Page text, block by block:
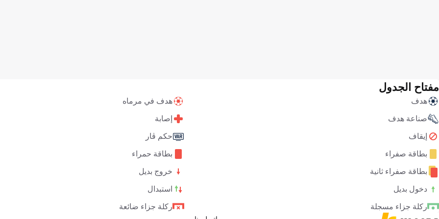
مفتاح الجدول
هدف هدف في مرماه
صناعة هدف إصابة
إيقاف حكم ڤار
بطاقة صفراء بطاقة حمراء
بطاقة صفراء ثانية خروج بديل
دخول بديل استبدال
ركلة جزاء مسجلة ركلة جزاء ضائعة